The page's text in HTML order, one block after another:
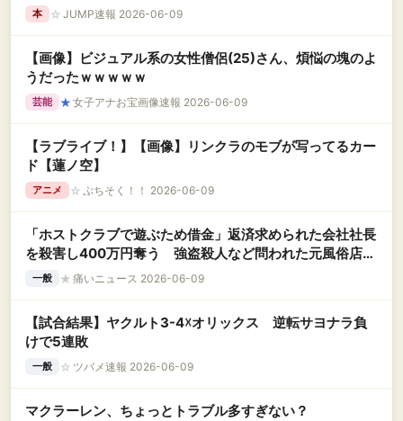
本 ☆ JUMP速報 2026-06-09
【画像】ビジュアル系の女性僧侶(25)さん、煩悩の塊のよ
うだったｗｗｗｗｗ
芸能 ★ 女子アナお宝画像速報 2026-06-09
【ラブライブ！】【画像】リンクラのモブが写ってるカー
ド【蓮ノ空】
アニメ ☆ ぷちそく！！ 2026-06-09
「ホストクラブで遊ぶため借金」返済求められた会社社長
を殺害し400万円奪う 強盗殺人など問われた元風俗店店
員の女（29）初公判
一般 ★ 痛いニュース 2026-06-09
【試合結果】ヤクルト3-4☓オリックス 逆転サヨナラ負
けで5連敗
一般 ☆ ツバメ速報 2026-06-09
マクラーレン、ちょっとトラブル多すぎない？